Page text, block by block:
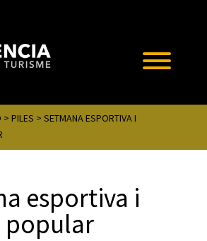
> PILES > SETMANA ESPORTIVA I
esportiva i
popular